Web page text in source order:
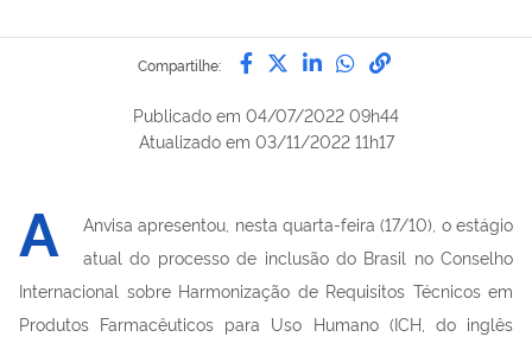
Compartilhe: Compartilhe por Facebook
Compartilhe por Twitter
Compartilhe por
Compartilhe
link para
Publicado em 04/07/2022 09h44
Atualizado em 03/11/2022 11h17
A
Anvisa apresentou, nesta quarta-feira (17/10), o estágio
atual do processo de inclusão do Brasil no Conselho
Internacional sobre Harmonização de Requisitos Técnicos em
Produtos Farmacêuticos para Uso Humano (ICH, do inglês